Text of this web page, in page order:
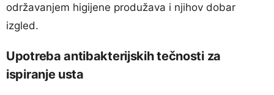
održavanjem higijene produžava i njihov dobar
izgled.
Upotreba antibakterijskih tečnosti za
ispiranje usta